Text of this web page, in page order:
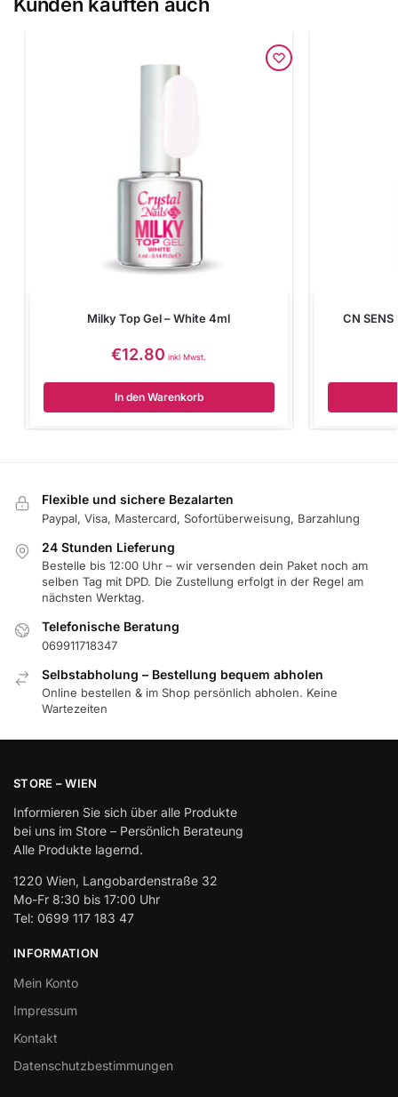
Kunden kauften auch
Milky Top Gel – White 4ml
€12.80 inkl Mwst.
In den Warenkorb
CN
Flexible und sichere Bezalarten
Paypal, Visa, Mastercard, Sofortüberweisung, Barzahlung
24 Stunden Lieferung
Bestelle bis 12:00 Uhr – wir versenden dein Paket noch am
selben Tag mit DPD. Die Zustellung erfolgt in der Regel am
nächsten Werktag.
Telefonische Beratung
069911718347
Selbstabholung – Bestellung bequem abholen
Online bestellen & im Shop persönlich abholen. Keine
Wartezeiten
STORE – WIEN
Informieren Sie sich über alle Produkte
bei uns im Store – Persönlich Berateung
Alle Produkte lagernd.
1220 Wien, Langobardenstraße 32
Mo-Fr 8:30 bis 17:00 Uhr
Tel: 0699 117 183 47
INFORMATION
Mein Konto
Impressum
Kontakt
Datenschutzbestimmungen